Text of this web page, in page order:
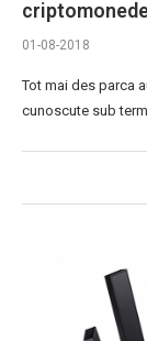
01-08-2018
Tot mai des parca
cunoscute sub